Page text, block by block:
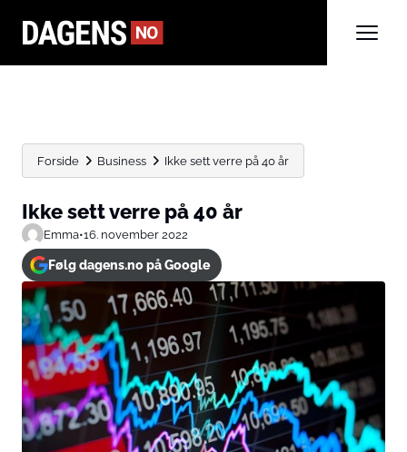
Forside Business Ikke sett verre på 40 år
Ikke sett verre på 40 år
Emma•16. november 2022
Følg dagens.no på Google